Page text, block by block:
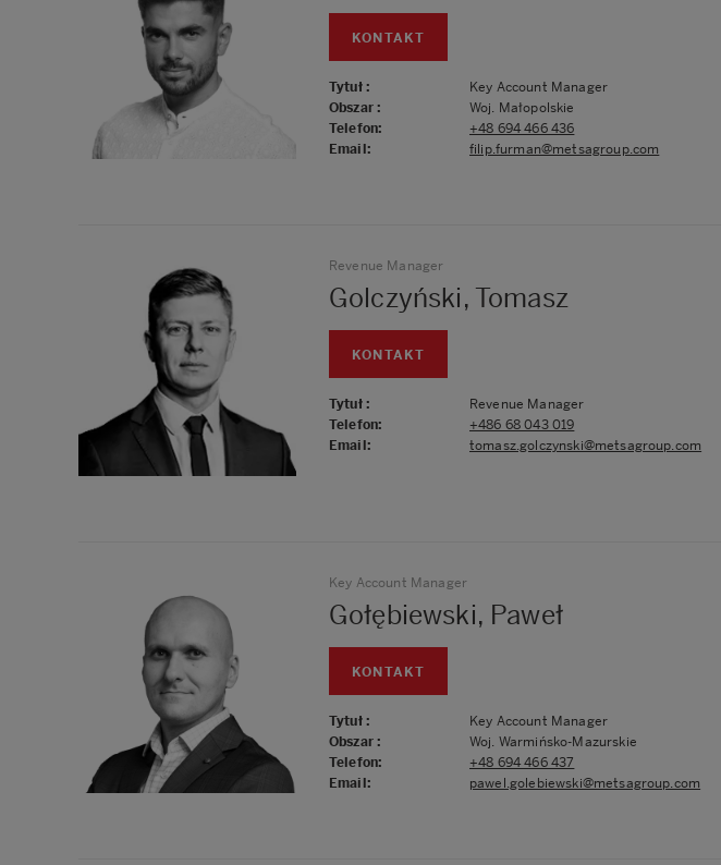
KONTAKT
Tytuł :
Key Account Manager
Obszar:
Woj. Małopolskie
Telefon:
+48 694 466 436
Email: filip.furman@metsagroup.com
Revenue Manager
Golczyński, Tomasz
KONTAKT
Tytuł :
Revenue Manager
Telefon:
+486 68 043 019
Email: tomasz.golczynski@metsagroup.com
Key Account Manager
Gołębiewski, Paweł
KONTAKT
Tytuł :
Key Account Manager
Obszar:
Woj. Warmińsko-Mazurskie
Telefon:
+48 694 466 437
Email: pawel.golebiewski@metsagroup.com